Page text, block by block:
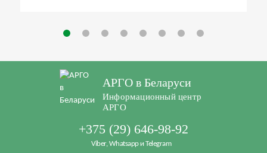
АРГО в Беларуси
Информационный центр
АРГО
+375 (29) 646-98-92
Viber, Whatsapp и Telegram